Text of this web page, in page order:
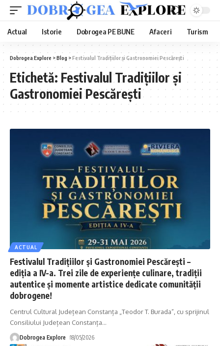
Actual Istorie Dobrogea PE BUNE Afaceri Turism
Dobrogea Explore >Blog >Festivalul Tradițiilor și Gastronomiei Pescărești
Etichetă: Festivalul Tradițiilor și
Gastronomiei Pescărești
ACTUAL
Festivalul Tradițiilor și Gastronomiei Pescărești –
ediția a IV-a. Trei zile de experiențe culinare, tradiții
autentice și momente artistice dedicate comunității
dobrogene!
Centrul Cultural Județean Constanța „Teodor T. Burada”, cu sprijinul
Consiliului Județean Constanța…
Dobrogea Explore 18/05/2026